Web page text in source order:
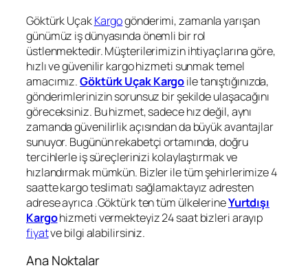
Göktürk UçakKargogönderimi, zamanla yarışan
günümüz iş dünyasında önemli bir rol
üstlenmektedir. Müşterilerimizin ihtiyaçlarına göre,
hızlı ve güvenilir kargo hizmeti sunmak temel
amacımız.Göktürk Uçak Kargoile tanıştığınızda,
gönderimlerinizin sorunsuz bir şekilde ulaşacağını
göreceksiniz. Bu hizmet, sadece hız değil, aynı
zamanda güvenilirlik açısından da büyük avantajlar
sunuyor. Bugünün rekabetçi ortamında, doğru
tercihlerle iş süreçlerinizi kolaylaştırmak ve
hızlandırmak mümkün. Bizler ile tüm şehirlerimize 4
saatte kargo teslimatı sağlamaktayız adresten
adrese ayrıca .Göktürk ten tüm ülkelerineYurtdışı
Kargohizmeti vermekteyiz 24 saat bizleri arayıp
fiyatve bilgi alabilirsiniz.
Ana Noktalar